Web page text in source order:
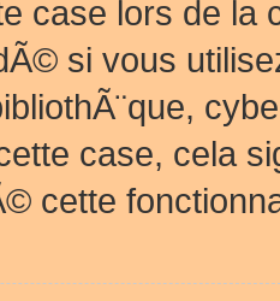
case lors de
si vous
case, cela
cette